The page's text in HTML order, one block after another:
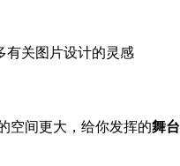
有关图片设计的灵感
间更大，给你发挥的舞台